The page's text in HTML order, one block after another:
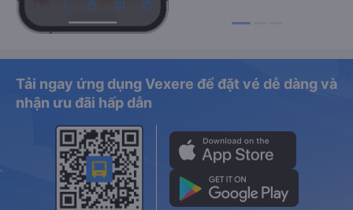
Tải ngay ứng dụng Vexere để đặt vé dễ dàng và
nhận ưu đãi hấp dẫn